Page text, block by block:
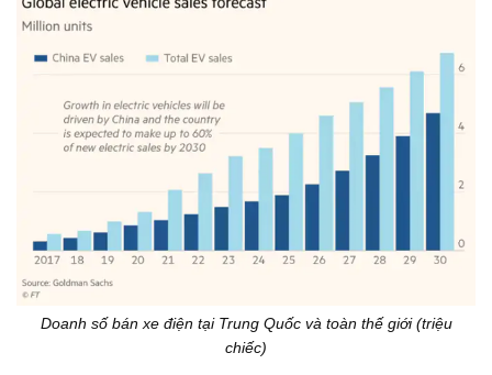
Doanh số bán xe điện tại Trung Quốc và toàn thế giới (triệu
chiếc)